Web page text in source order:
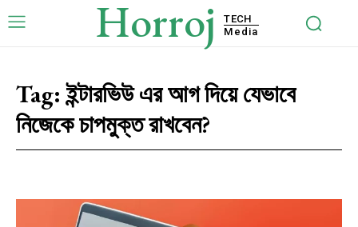
Horroj
TECH
Media
Tag:ইন্টারভিউ এর আগ দিয়ে যেভাবে
নিজেকে চাপমুক্ত রাখবেন?